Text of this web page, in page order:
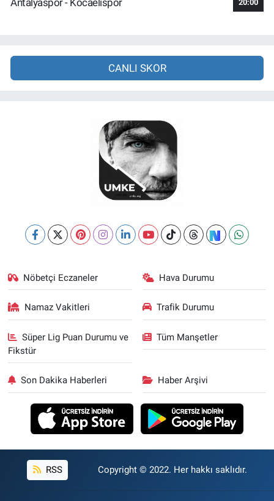
20:00
CANLI SKOR
Nöbetçi Eczaneler Hava Durumu
Namaz Vakitleri Trafik Durumu
Süper Lig Puan Durumu ve
Fikstür
Tüm Manşetler
Son Dakika Haberleri Haber Arşivi
RSS Copyright © 2022. Her hakkı saklıdır.